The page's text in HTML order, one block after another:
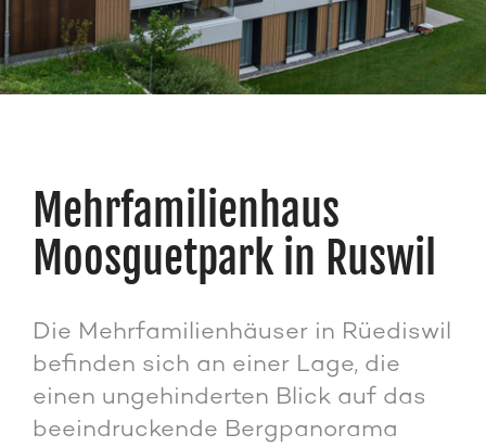
Mehrfamilienhaus
Moosguetpark in Ruswil
Die Mehrfamilienhäuser in Rüediswil
befinden sich an einer Lage, die
einen ungehinderten Blick auf das
beeindruckende Bergpanorama